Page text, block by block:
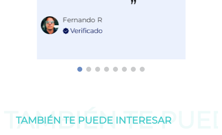
Fernando R
TAMBIÉN TE
TAMBIÉN TE PUEDE INTERESAR